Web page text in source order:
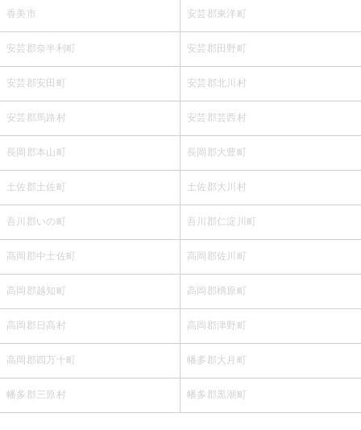
香美市 安芸郡東洋町
安芸郡奈半利町 安芸郡田野町
安芸郡安田町 安芸郡北川村
安芸郡馬路村 安芸郡芸西村
長岡郡本山町 長岡郡大豊町
土佐郡土佐町 土佐郡大川村
吾川郡いの町 吾川郡仁淀川町
高岡郡中土佐町 高岡郡佐川町
高岡郡越知町 高岡郡檮原町
高岡郡日高村 高岡郡津野町
高岡郡四万十町 幡多郡大月町
幡多郡三原村 幡多郡黒潮町